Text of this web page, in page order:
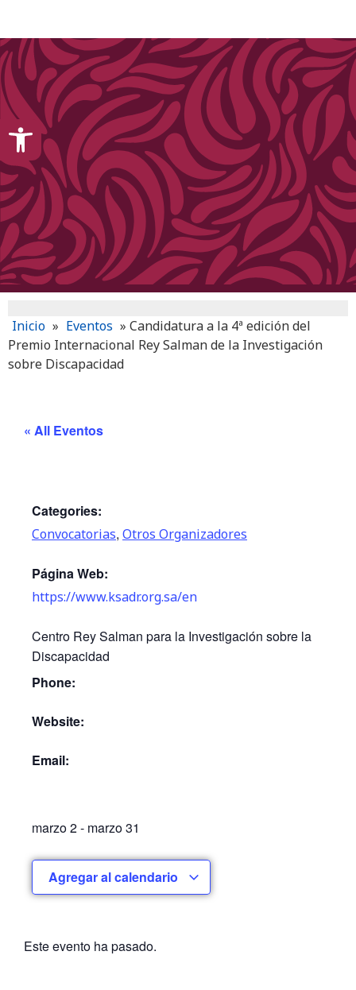
Inicio » Eventos » Candidatura a la 4ª edición del
Premio Internacional Rey Salman de la Investigación
sobre Discapacidad
« All Eventos
Categories:
Convocatorias, Otros Organizadores
Página Web:
https://www.ksadr.org.sa/en
Centro Rey Salman para la Investigación sobre la
Discapacidad
Phone:
Website:
Email:
marzo 2- marzo 31
Agregar al calendario
Este evento ha pasado.
Open toolbar